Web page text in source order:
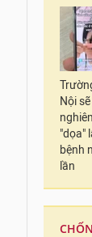
Nội
"dọa"
bệnh
lần